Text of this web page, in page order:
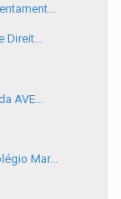
Direit...
AVE...
Mar...